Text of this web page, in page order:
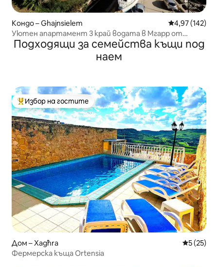
Кондо – Ghajnsielem Средна
4,97 (142)
Уютен апартамент 3 край водата в Мгарр от
Ghajnsielem Gozo
Подходящи за семейства къщи под
наем
Най-популярен избор на гостите
Избор на гостите
Дом – Xagħra Средна
5 (25)
Фермерска къща Ortensia